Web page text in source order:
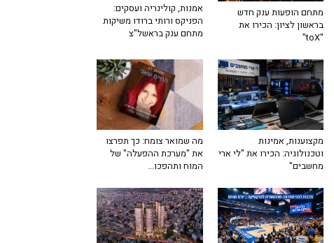
אמנות, קולינריה ועסקים:
הפניקס ורותי ברודו משיקות
מתחם ענק בראשל"צ
מתחם הופעות ענק חדש
בראשון לציון: הכירו את
"toX"
מה שמואר צומח: כך תפרצו
את "מערכת ההפעלה" של
המוח ותהפכו...
מקצוענות, אמינות
וטכנולוגיה: הכירו את "לי ארי
מחשבים"